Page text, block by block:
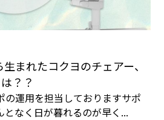
まれたコクヨのチェアー、
？？
の運用を担当しておりますサポ
となく日が暮れるのが早く...